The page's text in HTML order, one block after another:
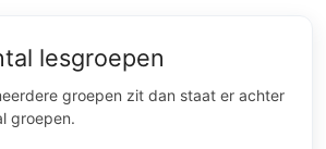
lesgroepen
groepen zit dan staat er achter
groepen.